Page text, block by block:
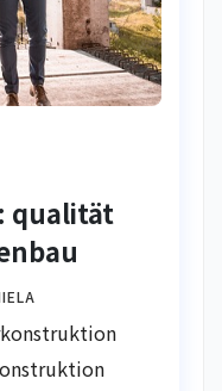
qualität